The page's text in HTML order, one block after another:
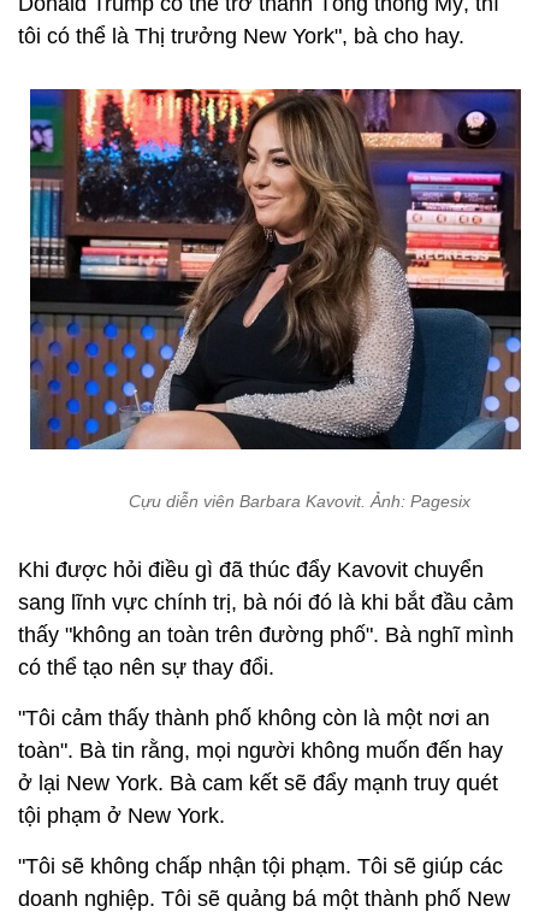
tôi có thể là Thị trưởng New York", bà cho hay.
Cựu diễn viên Barbara Kavovit. Ảnh: Pagesix
Khi được hỏi điều gì đã thúc đẩy Kavovit chuyển
sang lĩnh vực chính trị, bà nói đó là khi bắt đầu cảm
thấy "không an toàn trên đường phố". Bà nghĩ mình
có thể tạo nên sự thay đổi.
"Tôi cảm thấy thành phố không còn là một nơi an
toàn". Bà tin rằng, mọi người không muốn đến hay
ở lại New York. Bà cam kết sẽ đẩy mạnh truy quét
tội phạm ở New York.
"Tôi sẽ không chấp nhận tội phạm. Tôi sẽ giúp các
doanh nghiệp. Tôi sẽ quảng bá một thành phố New